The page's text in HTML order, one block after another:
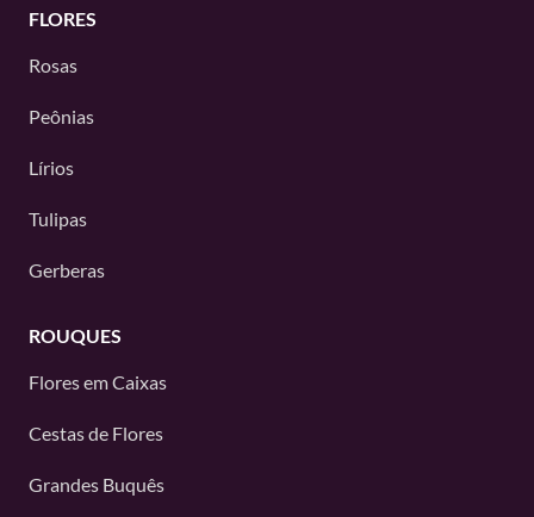
FLORES
Rosas
Peônias
Lírios
Tulipas
Gerberas
ROUQUES
Flores em Caixas
Cestas de Flores
Grandes Buquês